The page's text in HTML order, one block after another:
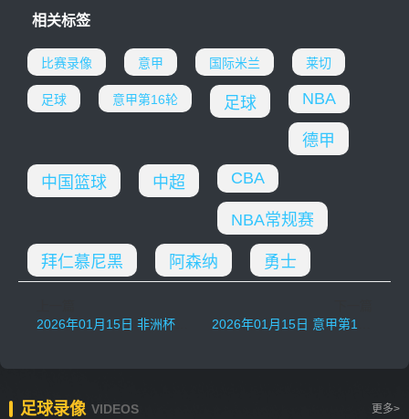
相关标签
比赛录像 意甲 国际米兰 莱切
足球 意甲第16轮 足球 NBA
德甲
中国篮球 中超 CBA
NBA常规赛
拜仁慕尼黑 阿森纳 勇士
2026年01月15日 非洲杯半决赛 尼日利亚vs摩洛哥 全场录像
2026年01月15日 意甲第16轮 那不勒斯vs帕尔马 全场录像
足球录像 VIDEOS 更多>